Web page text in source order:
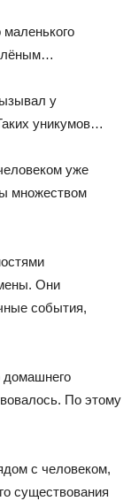
у
уникумов…
уже
множеством
Они
события,
домашнего
По этому
с человеком,
существования